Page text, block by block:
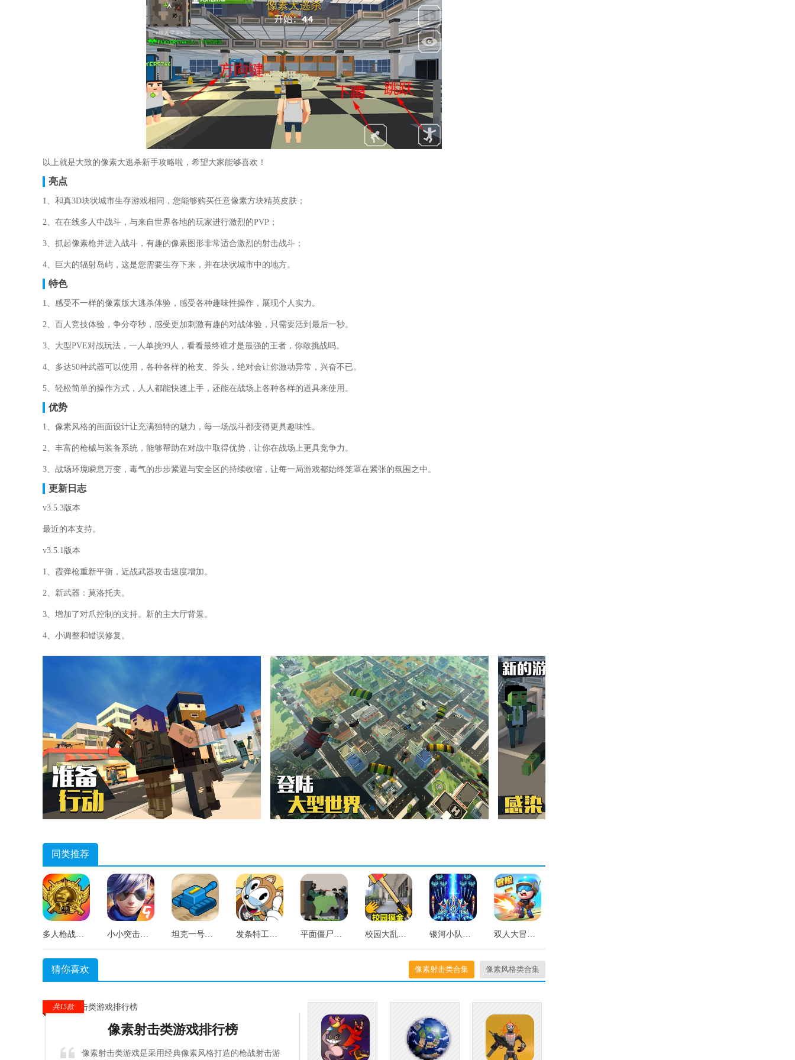
以上就是大致的像素大逃杀新手攻略啦，希望大家能够喜欢！
亮点
1、和真3D块状城市生存游戏相同，您能够购买任意像素方块精英皮肤；
2、在在线多人中战斗，与来自世界各地的玩家进行激烈的PVP；
3、抓起像素枪并进入战斗，有趣的像素图形非常适合激烈的射击战斗；
4、巨大的辐射岛屿，这是您需要生存下来，并在块状城市中的地方。
特色
1、感受不一样的像素版大逃杀体验，感受各种趣味性操作，展现个人实力。
2、百人竞技体验，争分夺秒，感受更加刺激有趣的对战体验，只需要活到最后一秒。
3、大型PVE对战玩法，一人单挑99人，看看最终谁才是最强的王者，你敢挑战吗。
4、多达50种武器可以使用，各种各样的枪支、斧头，绝对会让你激动异常，兴奋不已。
5、轻松简单的操作方式，人人都能快速上手，还能在战场上各种各样的道具来使用。
优势
1、像素风格的画面设计让充满独特的魅力，每一场战斗都变得更具趣味性。
2、丰富的枪械与装备系统，能够帮助在对战中取得优势，让你在战场上更具竞争力。
3、战场环境瞬息万变，毒气的步步紧逼与安全区的持续收缩，让每一局游戏都始终笼罩在紧张的氛围之中。
更新日志
v3.5.3版本
最近的本支持。
v3.5.1版本
1、霞弹枪重新平衡，近战武器攻击速度增加。
2、新武器：莫洛托夫。
3、增加了对爪控制的支持。新的主大厅背景。
4、小调整和错误修复。
同类推荐
多人枪战乱斗21安卓版 小小突击队国际服游戏绿色版 坦克一号游戏纯净最新版 发条特工队手机免费版 平面僵尸防御射击手机最新版 校园大乱斗游戏完整版 银河小队手机最新版 双人大冒险官方正版
猜你喜欢 像素射击类合集 像素风格类合集
共15款
像素射击类游戏排行榜
像素射击类游戏是采用经典像素风格打造的枪战射击游